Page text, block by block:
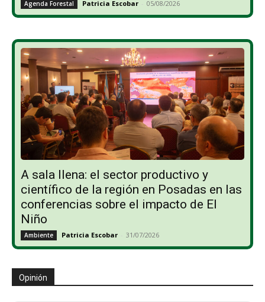
Agenda Forestal Patricia Escobar - 05/08/2026
A sala llena: el sector productivo y
científico de la región en Posadas en las
conferencias sobre el impacto de El
Niño
Ambiente Patricia Escobar - 31/07/2026
Opinión